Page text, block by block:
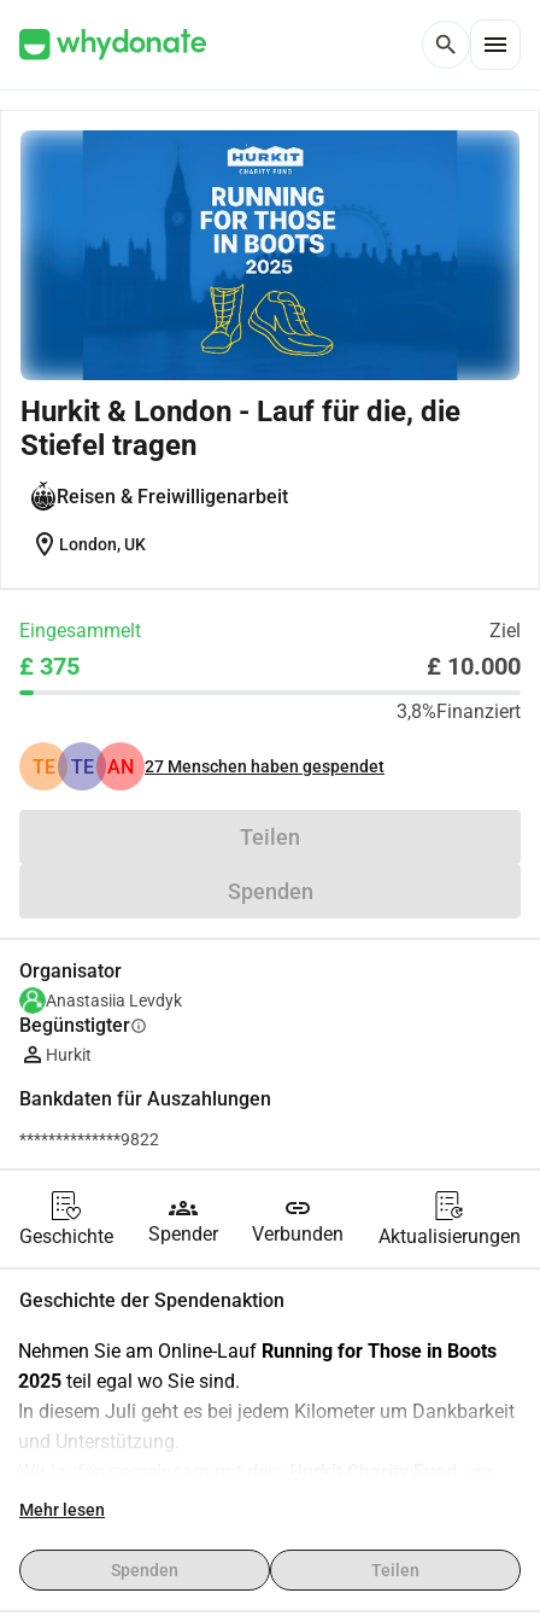
search menu
Hurkit & London - Lauf für die, die
Stiefel tragen
Reisen & Freiwilligenarbeit
location_on London, UK
Eingesammelt Ziel
£ 375 £ 10.000
3,8%Finanziert
TE TE AN 27 Menschen haben gespendet
Teilen
Spenden
Organisator
Anastasiia Levdyk
Begünstigterinfo
Hurkit
Bankdaten für Auszahlungen
**************9822
Geschichte
groups
Spender
link
Verbunden Aktualisierungen
Geschichte der Spendenaktion
Nehmen Sie am Online-Lauf Running for Those in Boots
2025 teil egal wo Sie sind.
In diesem Juli geht es bei jedem Kilometer um Dankbarkeit
und Unterstützung.
sammeln Ausrüstung, die jeden Tag Leben rettet, indem sie
feindliche Drohnen ausschaltet.
Mehr lesen
Spenden Teilen